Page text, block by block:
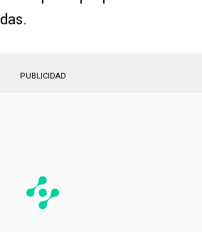
respetuoso que recibió de